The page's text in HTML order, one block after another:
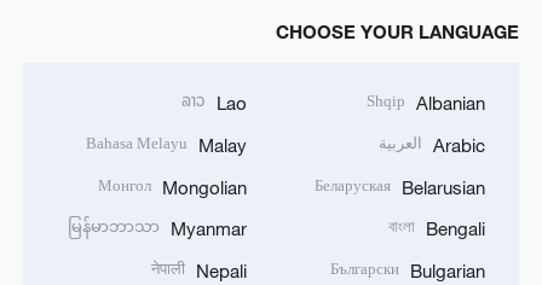
CHOOSE YOUR LANGUAGE
Albanian
Shqip
Arabic العربية
Belarusian
Беларуская
Bengali
বাংলা
Bulgarian
Български
Lao
ລາວ
Malay
Bahasa Melayu
Mongolian
Монгол
Myanmar
မြန်မာဘာသာ
Nepali
नेपाली